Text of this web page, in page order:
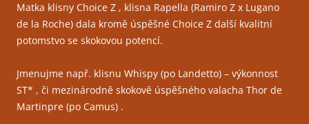
Matka klisny Choice Z , klisna Rapella (Ramiro Z x Lugano
de la Roche) dala kromě úspěšné Choice Z další kvalitní
potomstvo se skokovou potencí.
Jmenujme např. klisnu Whispy (po Landetto) – výkonnost
ST* , či mezinárodně skokově úspěšného valacha Thor de
Martinpre (po Camus) .